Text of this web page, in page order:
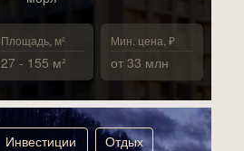
Отдых
Инвестиции
от 33 млн
Мин. цена, ₽
27 - 155 м²
Площадь, м²